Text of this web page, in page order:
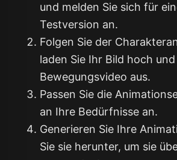
und melden Sie sich für
Testversion an.
Folgen Sie der
laden Sie Ihr Bild hoch
Bewegungsvideo aus.
Passen Sie die
an Ihre Bedürfnisse an.
Generieren Sie Ihre
Sie sie herunter, um sie